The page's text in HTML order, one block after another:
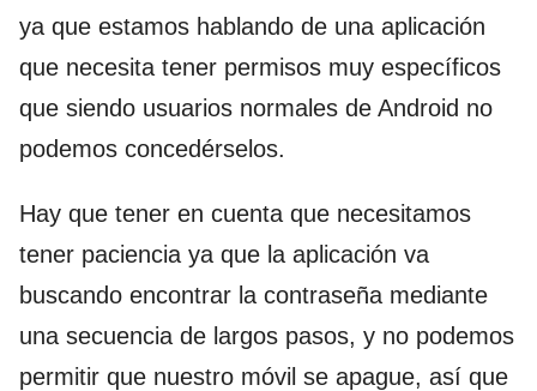
ya que estamos hablando de una aplicación
que necesita tener permisos muy específicos
que siendo usuarios normales de Android no
podemos concedérselos.
Hay que tener en cuenta que necesitamos
tener paciencia ya que la aplicación va
buscando encontrar la contraseña mediante
una secuencia de largos pasos, y no podemos
permitir que nuestro móvil se apague, así que